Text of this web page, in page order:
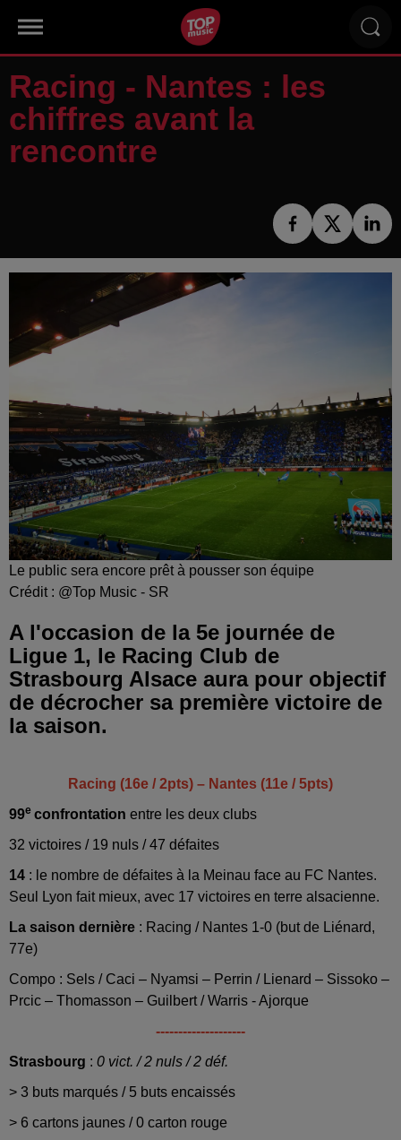
Racing - Nantes : les
chiffres avant la
rencontre
Le public sera encore prêt à pousser son équipe
Crédit : @Top Music - SR
A l'occasion de la 5e journée de
Ligue 1, le Racing Club de
Strasbourg Alsace aura pour objectif
de décrocher sa première victoire de
la saison.
Racing (16e / 2pts) – Nantes (11e / 5pts)
99e confrontation entre les deux clubs
32 victoires / 19 nuls / 47 défaites
14 : le nombre de défaites à la Meinau face au FC Nantes.
Seul Lyon fait mieux, avec 17 victoires en terre alsacienne.
La saison dernière : Racing / Nantes 1-0 (but de Liénard,
77e)
Compo : Sels / Caci – Nyamsi – Perrin / Lienard – Sissoko –
Prcic – Thomasson – Guilbert / Warris - Ajorque
--------------------
Strasbourg : 0 vict. / 2 nuls / 2 déf.
> 3 buts marqués / 5 buts encaissés
> 6 cartons jaunes / 0 carton rouge